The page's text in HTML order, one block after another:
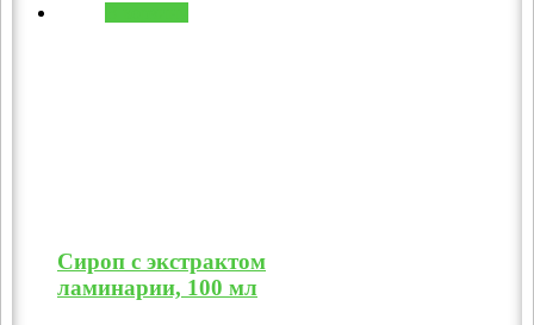
Сироп с экстрактом
ламинарии, 100 мл